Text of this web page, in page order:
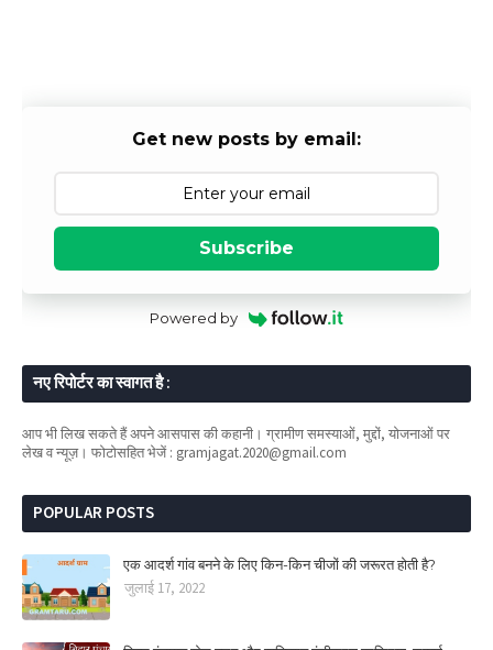
Get new posts by email:
Subscribe
Powered by
नए रिपोर्टर का स्वागत है :
आप भी लिख सकते हैं अपने आसपास की कहानी। ग्रामीण समस्याओं, मुद्दों, योजनाओं पर
लेख व न्यूज़। फोटोसहित भेजें : gramjagat.2020@gmail.com
POPULAR POSTS
एक आदर्श गांव बनने के लिए किन-किन चीजों की जरूरत होती है?
जुलाई 17, 2022